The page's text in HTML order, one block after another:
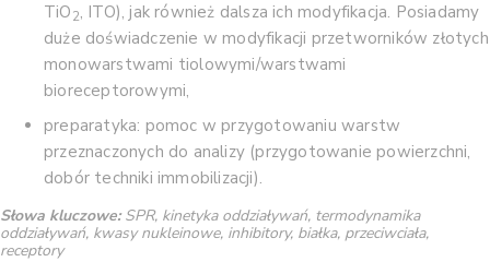
TiO 2, ITO), jak również dalsza ich modyfikacja. Posiadamy
duże doświadczenie w modyfikacji przetworników złotych
monowarstwami tiolowymi/warstwami
bioreceptorowymi,
preparatyka: pomoc w przygotowaniu warstw
przeznaczonych do analizy (przygotowanie powierzchni,
dobór techniki immobilizacji).
Słowa kluczowe:SPR, kinetyka oddziaływań, termodynamika
oddziaływań, kwasy nukleinowe, inhibitory, białka, przeciwciała,
receptory